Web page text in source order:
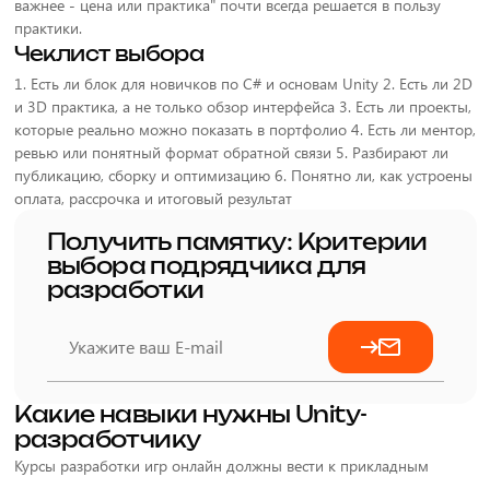
важнее - цена или практика" почти всегда решается в пользу
практики.
Чеклист выбора
1. Есть ли блок для новичков по C# и основам Unity 2. Есть ли 2D
и 3D практика, а не только обзор интерфейса 3. Есть ли проекты,
которые реально можно показать в портфолио 4. Есть ли ментор,
ревью или понятный формат обратной связи 5. Разбирают ли
публикацию, сборку и оптимизацию 6. Понятно ли, как устроены
оплата, рассрочка и итоговый результат
Получить памятку: Критерии
выбора подрядчика для
разработки
Какие навыки нужны Unity-
разработчику
Курсы разработки игр онлайн должны вести к прикладным